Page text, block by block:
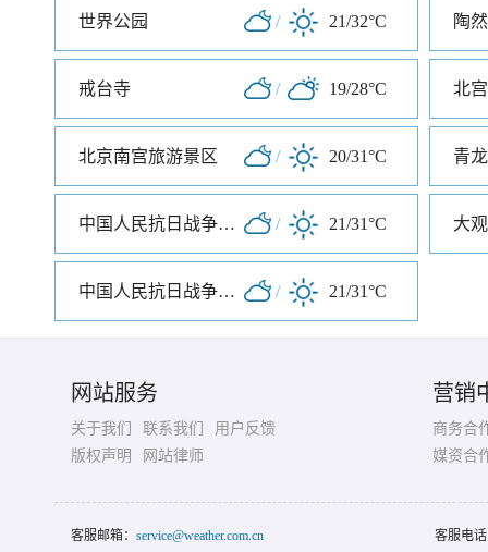
世界公园 / 21/32°C 陶
戒台寺 / 19/28°C 北
北京南宫旅游景区 / 20/31°C 青
中国人民抗日战争纪念雕塑园 / 21/31°C 大
中国人民抗日战争纪念馆 / 21/31°C
网站服务
关于我们 联系我们
用户反馈
版权声明
网站律师
营销
商务合
媒资合
客服邮箱： service@weather.com.cn 客服电